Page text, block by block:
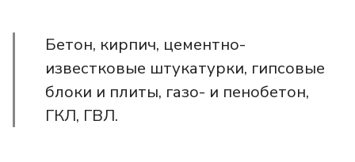
Бетон, кирпич, цементно-
известковые штукатурки, гипсовые
блоки и плиты, газо- и пенобетон,
ГКЛ, ГВЛ.